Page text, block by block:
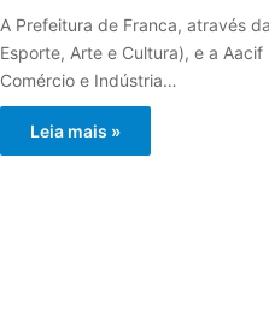
A Prefeitura de Franca, através
Esporte, Arte e Cultura), e a
Comércio e Indústria…
Leia mais »